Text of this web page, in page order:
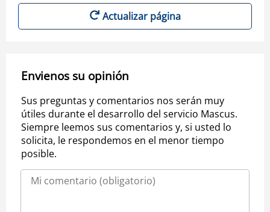
Actualizar página
Envienos su opinión
Sus preguntas y comentarios nos serán muy
útiles durante el desarrollo del servicio Mascus.
Siempre leemos sus comentarios y, si usted lo
solicita, le respondemos en el menor tiempo
posible.